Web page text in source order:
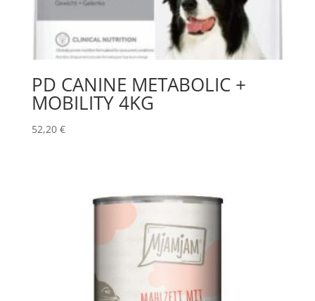
PD CANINE METABOLIC +
MOBILITY 4KG
52,20 €